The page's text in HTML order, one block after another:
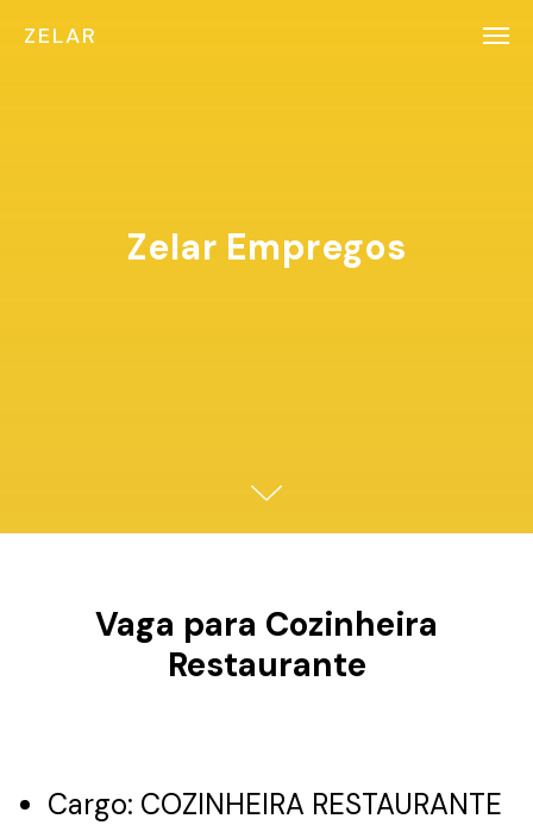
ZELAR
Zelar Empregos
Vaga para Cozinheira
Restaurante
Cargo: COZINHEIRA RESTAURANTE